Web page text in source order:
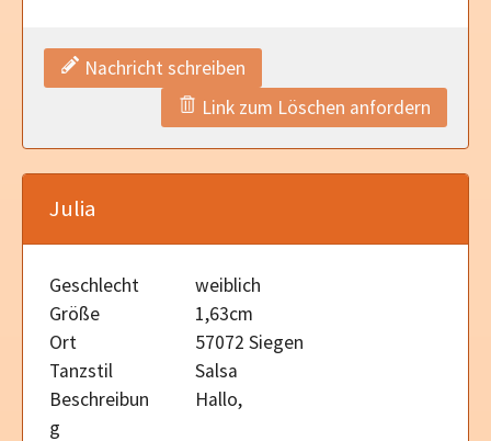
Nachricht schreiben
Link zum Löschen anfordern
Julia
Geschlecht
weiblich
Größe
1,63cm
Ort
57072 Siegen
Tanzstil
Salsa
Beschreibun
g
Hallo,